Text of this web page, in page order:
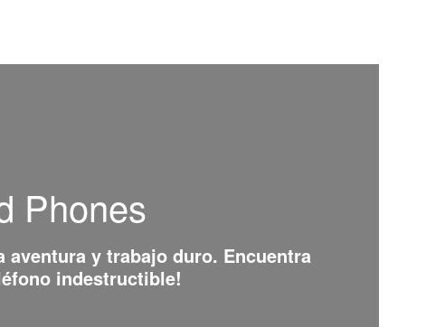
Phones
aventura y trabajo duro. Encuentra
indestructible!